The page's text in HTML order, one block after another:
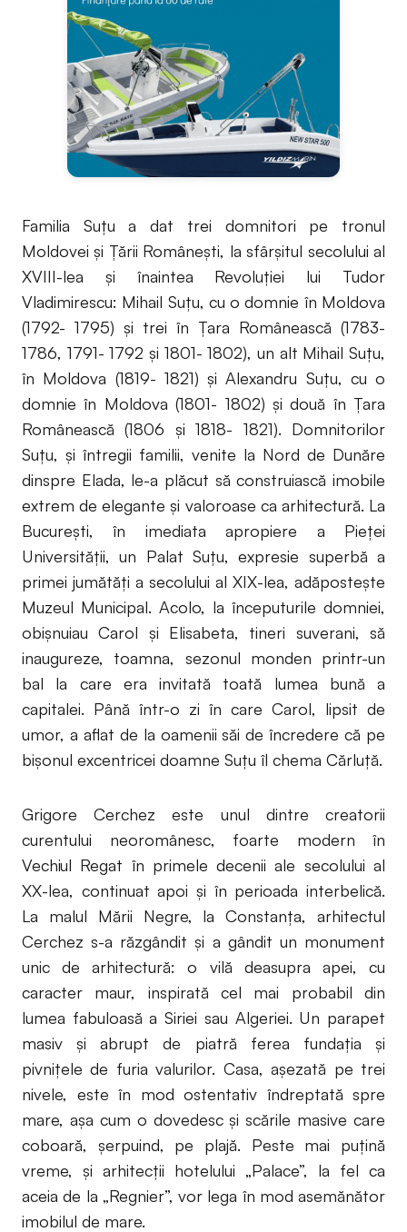
Familia Suţu a dat trei domnitori pe tronul
Moldovei şi Ţării Româneşti, la sfârşitul secolului al
XVIII-lea şi înaintea Revoluţiei lui Tudor
Vladimirescu: Mihail Suţu, cu o domnie în Moldova
(1792- 1795) şi trei în Ţara Românească (1783-
1786, 1791- 1792 şi 1801- 1802), un alt Mihail Suţu,
în Moldova (1819- 1821) şi Alexandru Suţu, cu o
domnie în Moldova (1801- 1802) şi două în Ţara
Românească (1806 şi 1818- 1821). Domnitorilor
Suţu, şi întregii familii, venite la Nord de Dunăre
dinspre Elada, le-a plăcut să construiască imobile
extrem de elegante şi valoroase ca arhitectură. La
Bucureşti, în imediata apropiere a Pieţei
Universităţii, un Palat Suţu, expresie superbă a
primei jumătăţi a secolului al XIX-lea, adăposteşte
Muzeul Municipal. Acolo, la începuturile domniei,
obişnuiau Carol şi Elisabeta, tineri suverani, să
inaugureze, toamna, sezonul monden printr-un
bal la care era invitată toată lumea bună a
capitalei. Până într-o zi în care Carol, lipsit de
umor, a aflat de la oamenii săi de încredere că pe
bişonul excentricei doamne Suţu îl chema Cărluţă.
Grigore Cerchez este unul dintre creatorii
curentului neoromânesc, foarte modern în
Vechiul Regat în primele decenii ale secolului al
XX-lea, continuat apoi şi în perioada interbelică.
La malul Mării Negre, la Constanţa, arhitectul
Cerchez s-a răzgândit şi a gândit un monument
unic de arhitectură: o vilă deasupra apei, cu
caracter maur, inspirată cel mai probabil din
lumea fabuloasă a Siriei sau Algeriei. Un parapet
masiv şi abrupt de piatră ferea fundaţia şi
pivniţele de furia valurilor. Casa, aşezată pe trei
nivele, este în mod ostentativ îndreptată spre
mare, aşa cum o dovedesc şi scările masive care
coboară, şerpuind, pe plajă. Peste mai puţină
vreme, şi arhitecţii hotelului „Palace”, la fel ca
aceia de la „Regnier”, vor lega în mod asemănător
imobilul de mare.